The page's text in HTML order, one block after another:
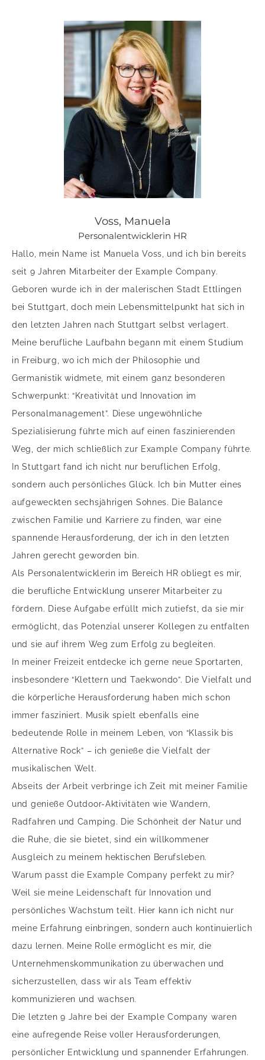
Voss, Manuela
Personalentwicklerin HR
Hallo, mein Name ist Manuela Voss, und ich bin bereits
seit 9 Jahren Mitarbeiter der Example Company.
Geboren wurde ich in der malerischen Stadt Ettlingen
bei Stuttgart, doch mein Lebensmittelpunkt hat sich in
den letzten Jahren nach Stuttgart selbst verlagert.
Meine berufliche Laufbahn begann mit einem Studium
in Freiburg, wo ich mich der Philosophie und
Germanistik widmete, mit einem ganz besonderen
Schwerpunkt: “Kreativität und Innovation im
Personalmanagement”. Diese ungewöhnliche
Spezialisierung führte mich auf einen faszinierenden
Weg, der mich schließlich zur Example Company führte.
In Stuttgart fand ich nicht nur beruflichen Erfolg,
sondern auch persönliches Glück. Ich bin Mutter eines
aufgeweckten sechsjährigen Sohnes. Die Balance
zwischen Familie und Karriere zu finden, war eine
spannende Herausforderung, der ich in den letzten
Jahren gerecht geworden bin.
Als Personalentwicklerin im Bereich HR obliegt es mir,
die berufliche Entwicklung unserer Mitarbeiter zu
fördern. Diese Aufgabe erfüllt mich zutiefst, da sie mir
ermöglicht, das Potenzial unserer Kollegen zu entfalten
und sie auf ihrem Weg zum Erfolg zu begleiten.
In meiner Freizeit entdecke ich gerne neue Sportarten,
insbesondere “Klettern und Taekwondo”. Die Vielfalt und
die körperliche Herausforderung haben mich schon
immer fasziniert. Musik spielt ebenfalls eine
bedeutende Rolle in meinem Leben, von “Klassik bis
Alternative Rock” – ich genieße die Vielfalt der
musikalischen Welt.
Abseits der Arbeit verbringe ich Zeit mit meiner Familie
und genieße Outdoor-Aktivitäten wie Wandern,
Radfahren und Camping. Die Schönheit der Natur und
die Ruhe, die sie bietet, sind ein willkommener
Ausgleich zu meinem hektischen Berufsleben.
Warum passt die Example Company perfekt zu mir?
Weil sie meine Leidenschaft für Innovation und
persönliches Wachstum teilt. Hier kann ich nicht nur
meine Erfahrung einbringen, sondern auch kontinuierlich
dazu lernen. Meine Rolle ermöglicht es mir, die
Unternehmenskommunikation zu überwachen und
sicherzustellen, dass wir als Team effektiv
kommunizieren und wachsen.
Die letzten 9 Jahre bei der Example Company waren
eine aufregende Reise voller Herausforderungen,
persönlicher Entwicklung und spannender Erfahrungen.